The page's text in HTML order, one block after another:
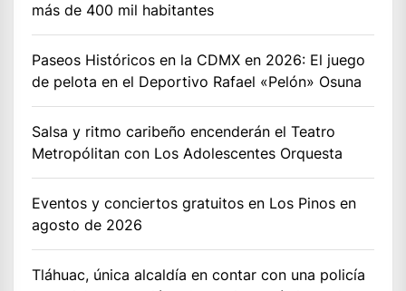
más de 400 mil habitantes
Paseos Históricos en la CDMX en 2026: El juego
de pelota en el Deportivo Rafael «Pelón» Osuna
Salsa y ritmo caribeño encenderán el Teatro
Metropólitan con Los Adolescentes Orquesta
Eventos y conciertos gratuitos en Los Pinos en
agosto de 2026
Tláhuac, única alcaldía en contar con una policía